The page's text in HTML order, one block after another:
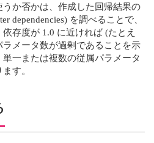
か否かは、作成した回帰結果の
dependencies) を調べることで、
存度が 1.0 に近ければ (たとえ
メータ数が過剰であることを示
一または複数の従属パラメータ
す。